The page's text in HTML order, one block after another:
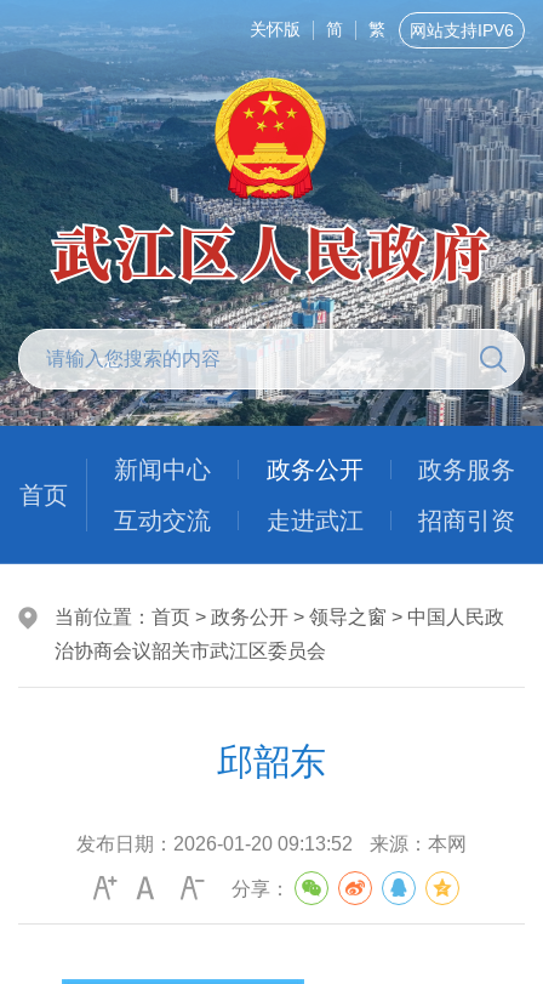
关怀版 简 繁 网站支持IPV6
首页
新闻中心 政务公开
政务服务
互动交流
走进武江 招商引资
当前位置： 首页 > 政务公开 > 领导之窗 > 中国人民政
治协商会议韶关市武江区委员会
邱韶东
发布日期： 2026-01-20 09:13:52 来源： 本网
分享：